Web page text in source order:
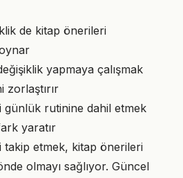
de kitap önerileri
yapmaya çalışmak
zorlaştırır
günlük rutinine dahil etmek
yaratır
takip etmek, kitap önerileri
olmayı sağlıyor. Güncel